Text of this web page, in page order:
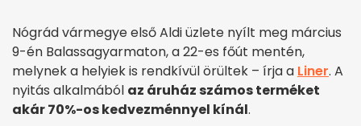
Nógrád vármegye első Aldi üzlete nyílt meg március
9-én Balassagyarmaton, a 22-es főút mentén,
melynek a helyiek is rendkívül örültek – írja a Liner. A
nyitás alkalmából az áruház számos terméket
akár 70%-os kedvezménnyel kínál.